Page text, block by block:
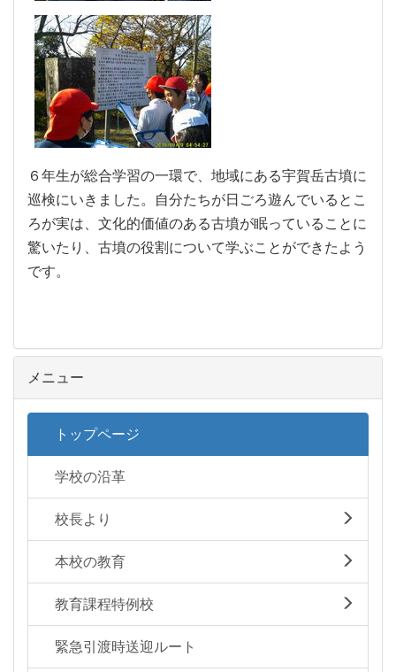
６年生が総合学習の一環で、地域にある宇賀岳古墳に
巡検にいきました。自分たちが日ごろ遊んでいるとこ
ろが実は、文化的価値のある古墳が眠っていることに
驚いたり、古墳の役割について学ぶことができたよう
です。
メニュー
トップページ
学校の沿革
校長より
本校の教育
教育課程特例校
緊急引渡時送迎ルート